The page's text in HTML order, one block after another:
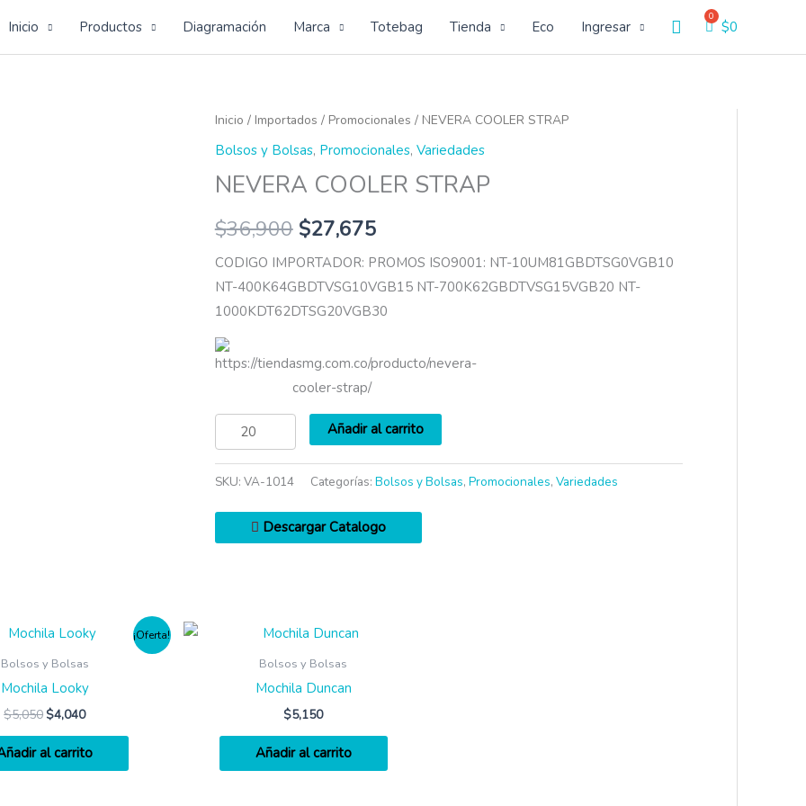
Inicio Productos Diagramación Marca Totebag Tienda Eco Ingresar Buscar$0
Inicio / Importados / Promocionales / NEVERA COOLER STRAP
Bolsos y Bolsas, Promocionales, Variedades
NEVERA COOLER STRAP
$36,900 $27,675
CODIGO IMPORTADOR: PROMOS ISO9001: NT-10UM81GBDTSG0VGB10
NT-400K64GBDTVSG10VGB15 NT-700K62GBDTVSG15VGB20 NT-
1000KDT62DTSG20VGB30
https://tiendasmg.com.co/producto/nevera-
cooler-strap/
NEVERA
COOLER
cantidad
Añadir al carrito
SKU: VA-1014 Categorías: Bolsos y Bolsas, Promocionales, Variedades
Descargar Catalogo
¡Oferta!
Bolsos y Bolsas
Mochila Looky
$5,050 $4,040
al carrito
Bolsos y Bolsas
Mochila Duncan
$5,150
Añadir al carrito